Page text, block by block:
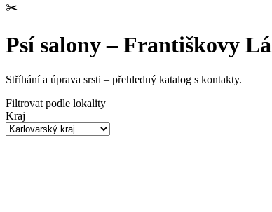
✂️
Psí salony – Františkovy
Stříhání a úprava srsti – přehledný katalog s kontakty.
Filtrovat podle lokality
Kraj